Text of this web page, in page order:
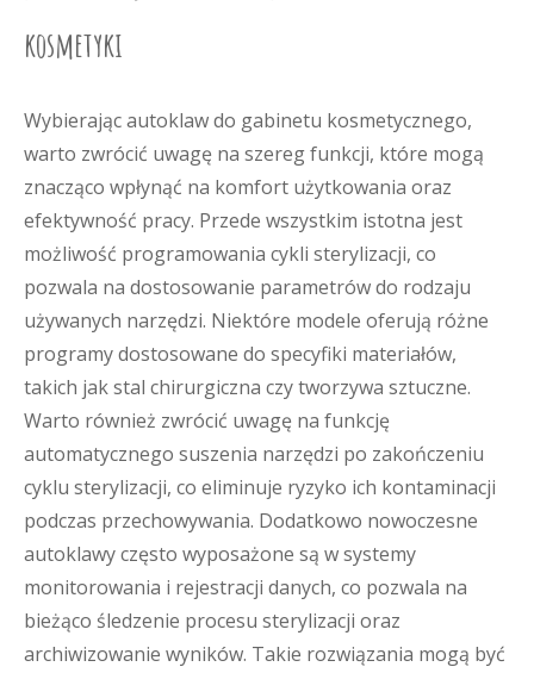
kosmetyki
Wybierając autoklaw do gabinetu kosmetycznego,
warto zwrócić uwagę na szereg funkcji, które mogą
znacząco wpłynąć na komfort użytkowania oraz
efektywność pracy. Przede wszystkim istotna jest
możliwość programowania cykli sterylizacji, co
pozwala na dostosowanie parametrów do rodzaju
używanych narzędzi. Niektóre modele oferują różne
programy dostosowane do specyfiki materiałów,
takich jak stal chirurgiczna czy tworzywa sztuczne.
Warto również zwrócić uwagę na funkcję
automatycznego suszenia narzędzi po zakończeniu
cyklu sterylizacji, co eliminuje ryzyko ich kontaminacji
podczas przechowywania. Dodatkowo nowoczesne
autoklawy często wyposażone są w systemy
monitorowania i rejestracji danych, co pozwala na
bieżąco śledzenie procesu sterylizacji oraz
archiwizowanie wyników. Takie rozwiązania mogą być